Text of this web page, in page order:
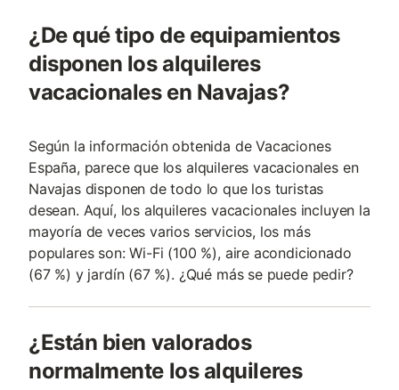
¿De qué tipo de equipamientos
disponen los alquileres
vacacionales en Navajas?
Según la información obtenida de Vacaciones
España, parece que los alquileres vacacionales en
Navajas disponen de todo lo que los turistas
desean. Aquí, los alquileres vacacionales incluyen la
mayoría de veces varios servicios, los más
populares son: Wi-Fi (100 %), aire acondicionado
(67 %) y jardín (67 %). ¿Qué más se puede pedir?
¿Están bien valorados
normalmente los alquileres